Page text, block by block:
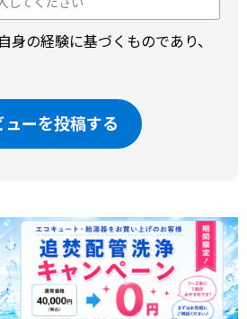
身の経験に基づくものであり、
ューを投稿する